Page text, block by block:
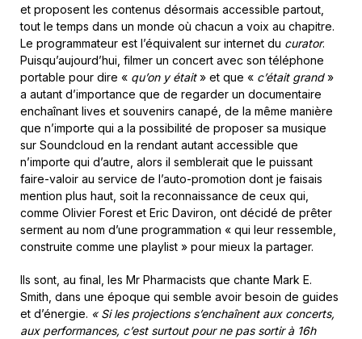
et proposent les contenus désormais accessible partout,
tout le temps dans un monde où chacun a voix au chapitre.
Le programmateur est l’équivalent sur internet du curator.
Puisqu’aujourd’hui, filmer un concert avec son téléphone
portable pour dire « qu’on y était» et que « c’était grand»
a autant d’importance que de regarder un documentaire
enchaînant lives et souvenirs canapé, de la même manière
que n’importe qui a la possibilité de proposer sa musique
sur Soundcloud en la rendant autant accessible que
n’importe qui d’autre, alors il semblerait que le puissant
faire-valoir au service de l’auto-promotion dont je faisais
mention plus haut, soit la reconnaissance de ceux qui,
comme Olivier Forest et Eric Daviron, ont décidé de prêter
serment au nom d’une programmation « qui leur ressemble,
construite comme une playlist » pour mieux la partager.
Ils sont, au final, les Mr Pharmacists que chante Mark E.
Smith, dans une époque qui semble avoir besoin de guides
et d’énergie. « Si les projections s’enchaînent aux concerts,
aux performances, c’est surtout pour ne pas sortir à 16h